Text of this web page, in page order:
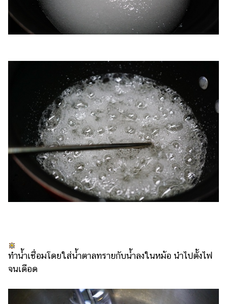
ทำน้ำเชื่อมโดยใส่น้ำตาลทรายกับน้ำลงในหม้อ นำไปตั้งไฟ
จนเดือด